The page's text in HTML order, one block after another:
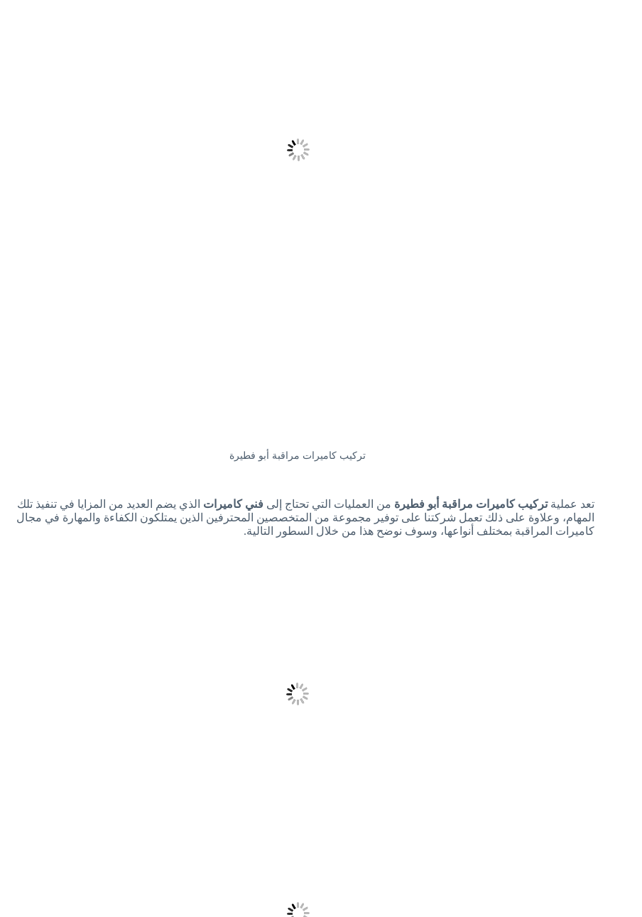
تركيب كاميرات مراقبة أبو فطيرة
تعد عمليةتركيب كاميرات مراقبة أبو فطيرة من العمليات التي تحتاج إلى فني كاميرات الذي يضم العديد من المزايا في تنفيذ تلك
المهام، وعلاوة على ذلك تعمل شركتنا على توفير مجموعة من المتخصصين المحترفين الذين يمتلكون الكفاءة والمهارة في مجال
كاميرات المراقبة بمختلف أنواعها، وسوف نوضح هذا من خلال السطور التالية.